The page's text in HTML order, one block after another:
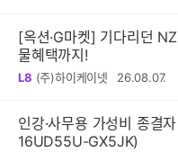
[옥션·G마켓] 기다리던
물혜택까지!
L8 (주)하이케이넷 26.08.07.
인강·사무용 가성비 종결
16UD55U-GX5JK)